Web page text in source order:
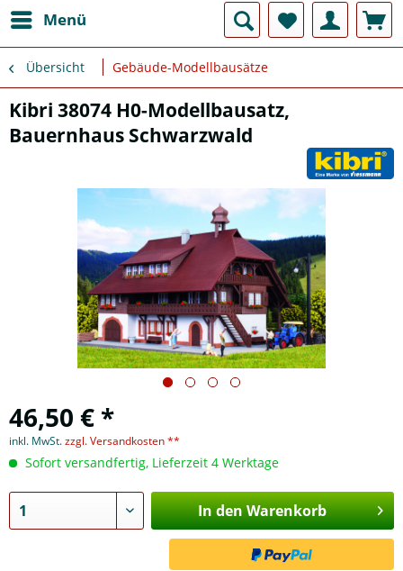
Menü
Übersicht Gebäude-Modellbausätze
Kibri 38074 H0-Modellbausatz,
Bauernhaus Schwarzwald
46,50 € *
inkl. MwSt.zzgl. Versandkosten **
Sofort versandfertig, Lieferzeit 4 Werktage
In den Warenkorb